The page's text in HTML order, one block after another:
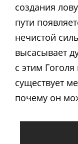
создания
пути
нечистой
высасывает
с этим Гоголя
существует
почему он